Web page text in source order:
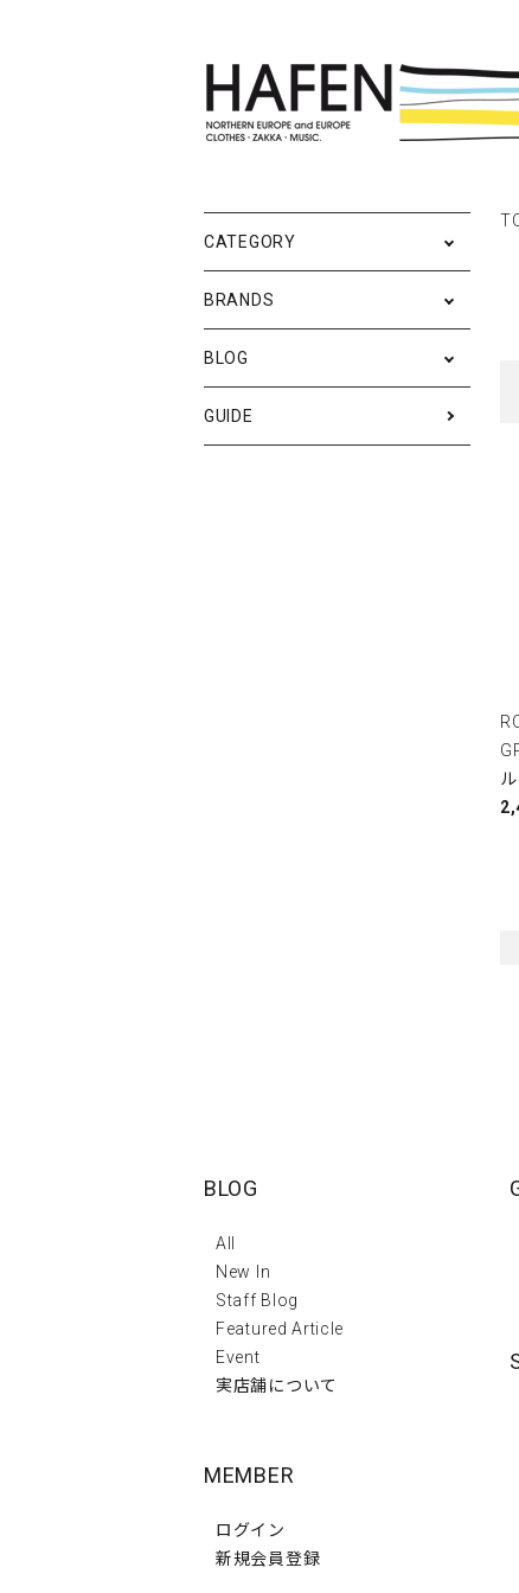
バッグ
メンズファッション
RESTOCK / 再入荷
Event
CATEGORY
BRANDS
BLOG
GUIDE
BLOG
All
New In
Staff Blog
Featured Article
Event
実店舗について
MEMBER
ログイン
新規会員登録